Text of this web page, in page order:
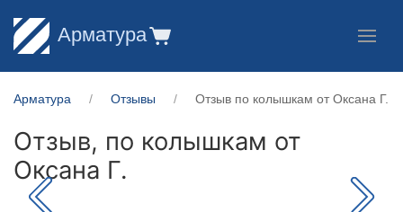
Арматура
Арматура Отзывы Отзыв по колышкам от Оксана Г.
Отзыв, по колышкам от
Оксана Г.